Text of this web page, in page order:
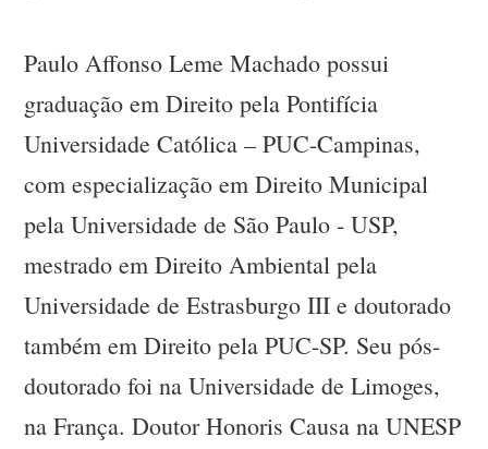
Paulo Affonso Leme Machado possui
graduação em Direito pela Pontifícia
Universidade Católica – PUC-Campinas,
com especialização em Direito Municipal
pela Universidade de São Paulo - USP,
mestrado em Direito Ambiental pela
Universidade de Estrasburgo III e doutorado
também em Direito pela PUC-SP. Seu pós-
doutorado foi na Universidade de Limoges,
na França. Doutor Honoris Causa na UNESP